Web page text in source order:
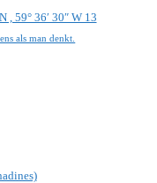
, 59° 36′ 30″ W 13
als man denkt.